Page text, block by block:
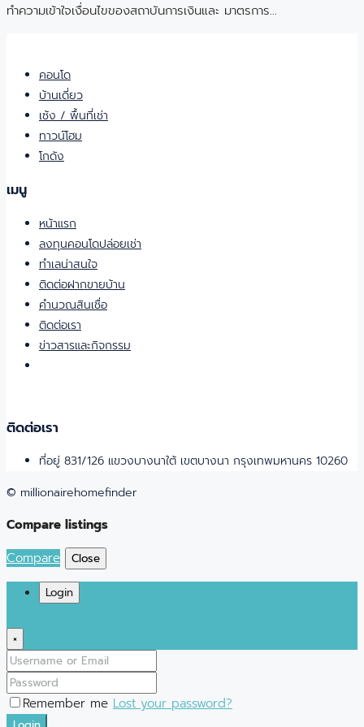
ทำความเข้าใจเงื่อนไขของสถาบันการเงินและ มาตรการ…
คอนโด
บ้านเดี่ยว
เซ้ง / พื้นที่เช่า
ทาวน์โฮม
โกดัง
เมนู
หน้าแรก
ลงทุนคอนโดปล่อยเช่า
ทำเลน่าสนใจ
ติดต่อฝากขายบ้าน
คำนวณสินเชื่อ
ติดต่อเรา
ข่าวสารและกิจกรรม
ติดต่อเรา
ที่อยู่ 831/126 แขวงบางนาใต้ เขตบางนา กรุงเทพมหานคร 10260
© millionairehomefinder
Compare listings
Compare
Close
Login
×
Remember me Lost your password?